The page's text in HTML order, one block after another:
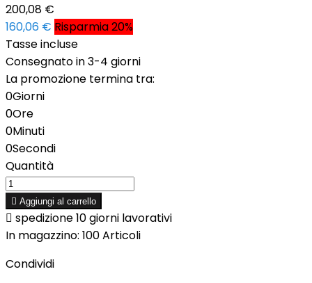
200,08 €
160,06 € Risparmia 20%
Tasse incluse
Consegnato in 3-4 giorni
La promozione termina tra:
0Giorni
0Ore
0Minuti
0Secondi
Quantità
 Aggiungi al carrello
 spedizione 10 giorni lavorativi
In magazzino: 100 Articoli
Condividi